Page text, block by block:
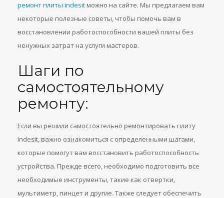
ремонт плиты indesit можно на сайте. Мы предлагаем вам
некоторые полезные советы, чтобы помочь вам в
восстановлении работоспособности вашей плиты без
ненужных затрат на услуги мастеров.
Шаги по
самостоятельному
ремонту:
Если вы решили самостоятельно ремонтировать плиту
Indesit, важно ознакомиться с определенными шагами,
которые помогут вам восстановить работоспособность
устройства. Прежде всего, необходимо подготовить все
необходимые инструменты, такие как отвертки,
мультиметр, пинцет и другие. Также следует обеспечить